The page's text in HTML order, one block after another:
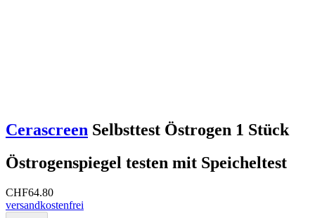
Cerascreen Selbsttest Östrogen 1 Stück
Östrogenspiegel testen mit Speicheltest
CHF64.80
versandkostenfrei